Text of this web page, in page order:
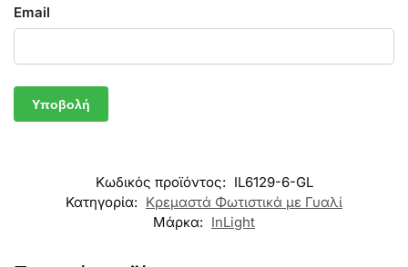
Email
Κωδικός προϊόντος: IL6129-6-GL
Κατηγορία: Κρεμαστά Φωτιστικά με Γυαλί
Μάρκα: InLight